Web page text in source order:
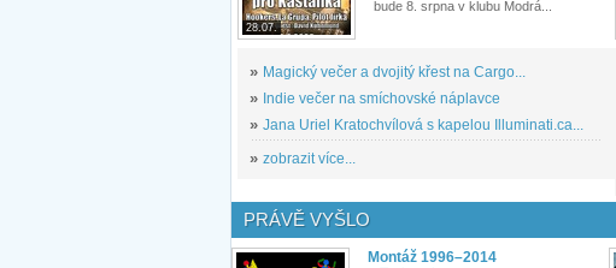
28.07.
bude 8. srpna v klubu Modrá...
» Magický večer a dvojitý křest na Cargo...
» Indie večer na smíchovské náplavce
» Jana Uriel Kratochvílová s kapelou Illuminati.ca...
» zobrazit více...
PRÁVĚ VYŠLO
Montáž 1996–2014